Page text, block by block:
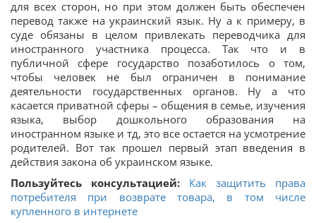
для всех сторон, но при этом должен быть обеспечен
перевод также на украинский язык. Ну а к примеру, в
суде обязаны в целом привлекать переводчика для
иностранного участника процесса. Так что и в
публичной сфере государство позаботилось о том,
чтобы человек не был ограничен в понимание
деятельности государственных органов. Ну а что
касается приватной сферы – общения в семье, изучения
языка, выбор дошкольного образования на
иностранном языке и тд, это все остается на усмотрение
родителей. Вот так прошел первый этап введения в
действия закона об украинском языке.
Пользуйтесь консультацией:
Как защитить права
потребителя при возврате товара, в том числе
купленного в интернете